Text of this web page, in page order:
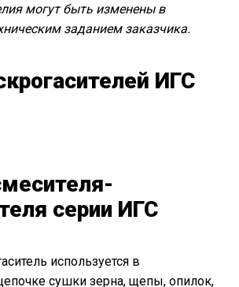
могут быть изменены в
заданием заказчика.
ИГС
серии ИГС
используется в
сушки зерна, щепы, опилок,